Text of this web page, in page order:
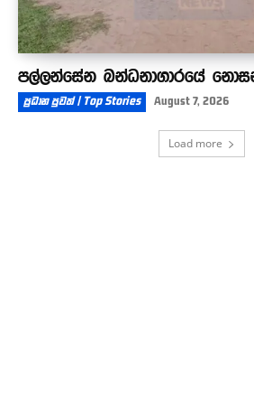
පල්ලන්සේන බන්ධනාගාරයේ
ප්‍රධාන පුවත් | Top Stories August 7, 2026
Load more